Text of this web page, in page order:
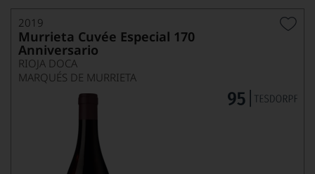
2019
Murrieta Cuvée Especial 170
Anniversario
RIOJA DOCA
MARQUÉS DE MURRIETA